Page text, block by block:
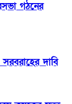
গঠনের
সরবরাহের দাবি